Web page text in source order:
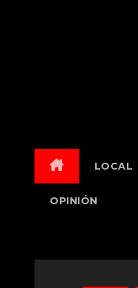
LOCAL
OPINIÓN